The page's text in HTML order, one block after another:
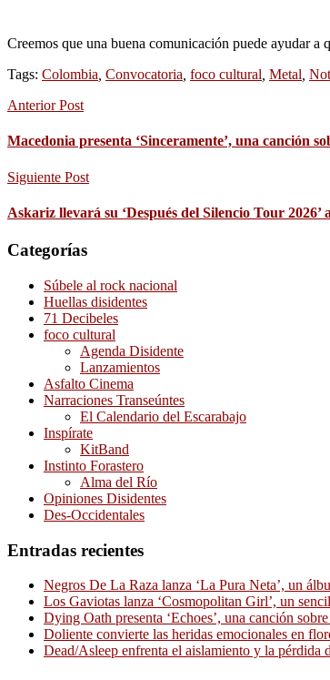
Creemos que una buena comunicación puede ayudar
Tags: Colombia Convocatoria foco cultural Metal
Anterior Post
Macedonia presenta ‘Sinceramente’, una canción
Siguiente Post
Askariz llevará su ‘Después del Silencio Tour
Categorías
Súbele al rock nacional
Huellas disidentes
71 Decibeles
foco cultural
Agenda Disidente
Lanzamientos
Asfalto Cinema
Narraciones Transeúntes
El Calendario del Escarabajo
Inspírate
KitBand
Instinto Forastero
Alma del Río
Opiniones Disidentes
Des-Occidentales
Entradas recientes
Negros De La Raza lanza ‘La Pura Neta’, un
Los Gaviotas lanza ‘Cosmopolitan Girl’, un
Dying Oath presenta ‘Echoes’, una canción
Doliente convierte las heridas emocionales en
Dead/Asleep enfrenta el aislamiento y la pérdida